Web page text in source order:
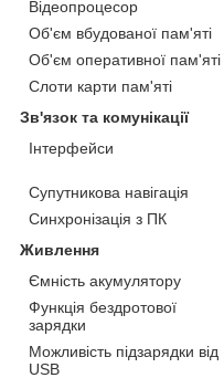
Відеопроцесор
Об'єм вбудованої пам'яті
Об'єм оперативної пам'яті
Слоти карти пам'яті
Зв'язок та комунікації
Інтерфейси
Супутникова навігація
Синхронізація з ПК
Живлення
Ємність акумулятору
Функція бездротової
зарядки
Можливість підзарядки від
USB